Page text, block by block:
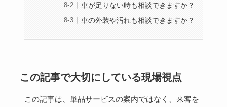
車が足りない時も相談できますか？
車の外装や汚れも相談できますか？
この記事で大切にしている現場視点
この記事は、単品サービスの案内ではなく、来客を